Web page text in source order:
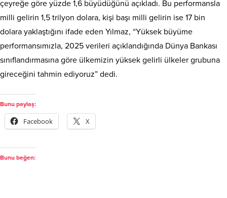
çeyreğe göre yüzde 1,6 büyüdüğünü açıkladı. Bu performansla
milli gelirin 1,5 trilyon dolara, kişi başı milli gelirin ise 17 bin
dolara yaklaştığını ifade eden Yılmaz, “Yüksek büyüme
performansımızla, 2025 verileri açıklandığında Dünya Bankası
sınıflandırmasına göre ülkemizin yüksek gelirli ülkeler grubuna
gireceğini tahmin ediyoruz” dedi.
Bunu paylaş:
Facebook X
Bunu beğen: